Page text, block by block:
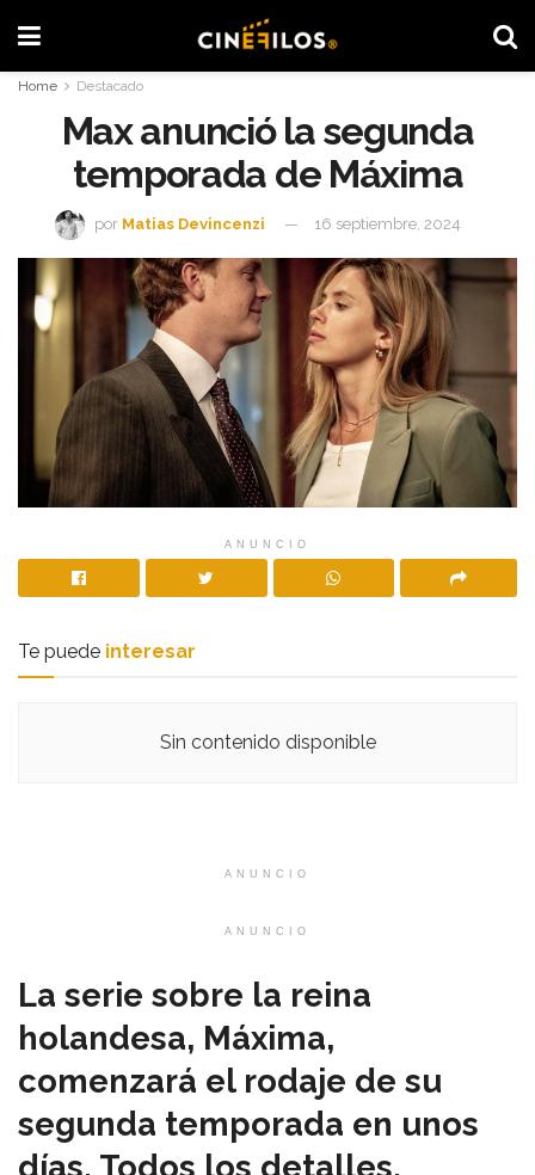
Home Destacado
Max anunció la segunda
temporada de Máxima
por Matias Devincenzi 16 septiembre, 2024
ANUNCIO
Te puede interesar
Sin contenido disponible
ANUNCIO
ANUNCIO
La serie sobre la reina
holandesa, Máxima,
comenzará el rodaje de su
segunda temporada en unos
días. Todos los detalles.